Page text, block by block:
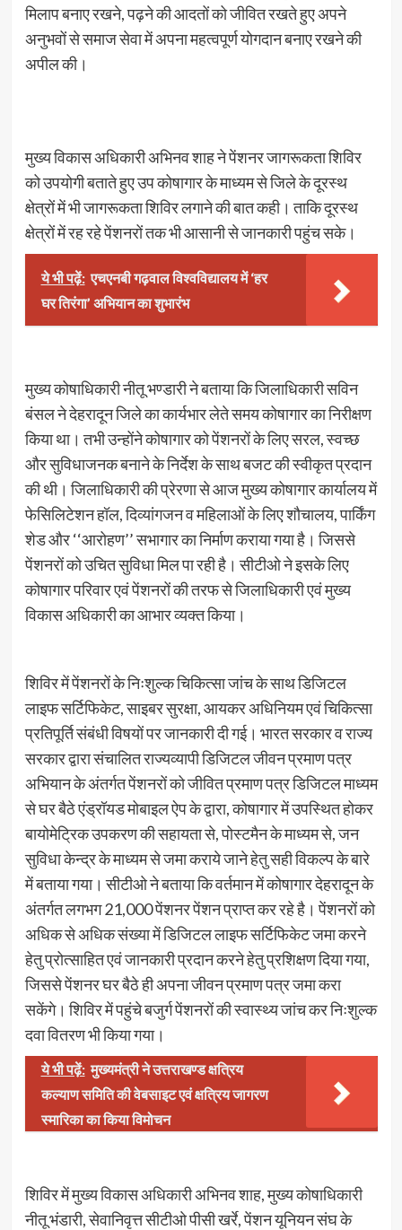
मिलाप बनाए रखने, पढ़ने की आदतों को जीवित रखते हुए अपने
अनुभवों से समाज सेवा में अपना महत्वपूर्ण योगदान बनाए रखने की
अपील की।
मुख्य विकास अधिकारी अभिनव शाह ने पेंशनर जागरूकता शिविर
को उपयोगी बताते हुए उप कोषागार के माध्यम से जिले के दूरस्थ
क्षेत्रों में भी जागरूकता शिविर लगाने की बात कही। ताकि दूरस्थ
क्षेत्रों में रह रहे पेंशनरों तक भी आसानी से जानकारी पहुंच सके।
ये भी पढ़ें: एचएनबी गढ़वाल विश्वविद्यालय में ‘हर
घर तिरंगा’ अभियान का शुभारंभ
मुख्य कोषाधिकारी नीतू भण्डारी ने बताया कि जिलाधिकारी सविन
बंसल ने देहरादून जिले का कार्यभार लेते समय कोषागार का निरीक्षण
किया था। तभी उन्होंने कोषागार को पेंशनरों के लिए सरल, स्वच्छ
और सुविधाजनक बनाने के निर्देश के साथ बजट की स्वीकृत प्रदान
की थी। जिलाधिकारी की प्रेरणा से आज मुख्य कोषागार कार्यालय में
फेसिलिटेशन हॉल, दिव्यांगजन व महिलाओं के लिए शौचालय, पार्किंग
शेड और ‘‘आरोहण’’ सभागार का निर्माण कराया गया है। जिससे
पेंशनरों को उचित सुविधा मिल पा रही है। सीटीओ ने इसके लिए
कोषागार परिवार एवं पेंशनरों की तरफ से जिलाधिकारी एवं मुख्य
विकास अधिकारी का आभार व्यक्त किया।
शिविर में पेंशनरों के निःशुल्क चिकित्सा जांच के साथ डिजिटल
लाइफ सर्टिफिकेट, साइबर सुरक्षा, आयकर अधिनियम एवं चिकित्सा
प्रतिपूर्ति संबंधी विषयों पर जानकारी दी गई। भारत सरकार व राज्य
सरकार द्वारा संचालित राज्यव्यापी डिजिटल जीवन प्रमाण पत्र
अभियान के अंतर्गत पेंशनरों को जीवित प्रमाण पत्र डिजिटल माध्यम
से घर बैठे एंड्रॉयड मोबाइल ऐप के द्वारा, कोषागार में उपस्थित होकर
बायोमेट्रिक उपकरण की सहायता से, पोस्टमैन के माध्यम से, जन
सुविधा केन्द्र के माध्यम से जमा कराये जाने हेतु सही विकल्प के बारे
में बताया गया। सीटीओ ने बताया कि वर्तमान में कोषागार देहरादून के
अंतर्गत लगभग 21,000 पेंशनर पेंशन प्राप्त कर रहे है। पेंशनरों को
अधिक से अधिक संख्या में डिजिटल लाइफ सर्टिफिकेट जमा करने
हेतु प्रोत्साहित एवं जानकारी प्रदान करने हेतु प्रशिक्षण दिया गया,
जिससे पेंशनर घर बैठे ही अपना जीवन प्रमाण पत्र जमा करा
सकेंगे। शिविर में पहुंचे बजुर्ग पेंशनरों की स्वास्थ्य जांच कर निःशुल्क
दवा वितरण भी किया गया।
ये भी पढ़ें: मुख्यमंत्री ने उत्तराखण्ड क्षत्रिय
कल्याण समिति की वेबसाइट एवं क्षत्रिय जागरण
स्मारिका का किया विमोचन
शिविर में मुख्य विकास अधिकारी अभिनव शाह, मुख्य कोषाधिकारी
नीतू भंडारी, सेवानिवृत्त सीटीओ पीसी खर्रे, पेंशन यूनियन संघ के